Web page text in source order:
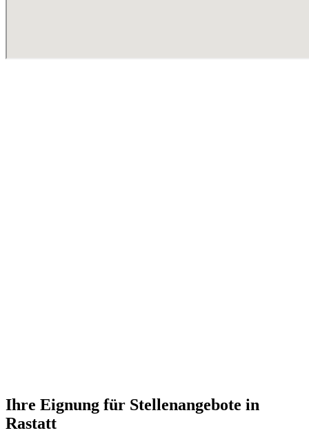
Ihre Eignung für Stellenangebote in
Rastatt